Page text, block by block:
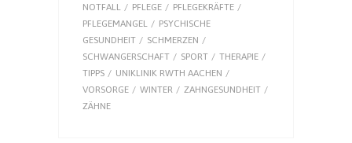
NOTFALL
PFLEGE
PFLEGEKRÄFTE
PFLEGEMANGEL
PSYCHISCHE
GESUNDHEIT
SCHMERZEN
SCHWANGERSCHAFT
SPORT
THERAPIE
TIPPS
UNIKLINIK RWTH AACHEN
VORSORGE
WINTER
ZAHNGESUNDHEIT
ZÄHNE